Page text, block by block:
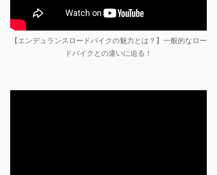
【エンデュランスロードバイクの魅力とは？】一般的なロー
ドバイクとの違いに迫る！